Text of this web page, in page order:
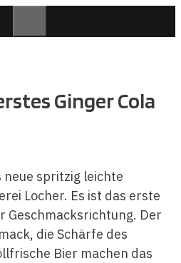
MENÜ
Ginger Cola
neue spritzig leichte
Locher. Es ist das erste
Geschmacksrichtung. Der
die Schärfe des
Bier machen das